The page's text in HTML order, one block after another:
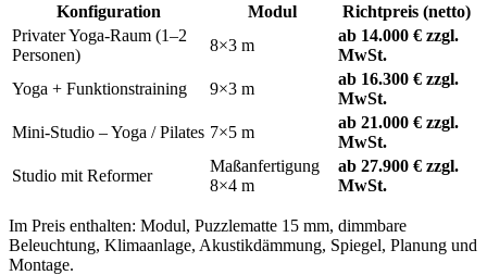
Konfiguration Modul
Richtpreis (netto)
Privater Yoga-Raum (1–2
Personen)
8×3 m
ab 14.000 € zzgl.
MwSt.
Yoga + Funktionstraining
9×3 m
ab 16.300 € zzgl.
MwSt.
Mini-Studio – Yoga / Pilates 7×5 m
ab 21.000 € zzgl.
MwSt.
Studio mit Reformer
Maßanfertigung
8×4 m
ab 27.900 € zzgl.
MwSt.
Im Preis enthalten: Modul, Puzzlematte 15 mm, dimmbare
Beleuchtung, Klimaanlage, Akustikdämmung, Spiegel, Planung und
Montage.